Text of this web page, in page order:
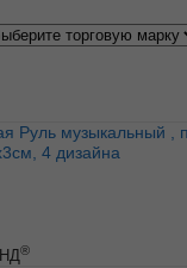
4 дизайна
®